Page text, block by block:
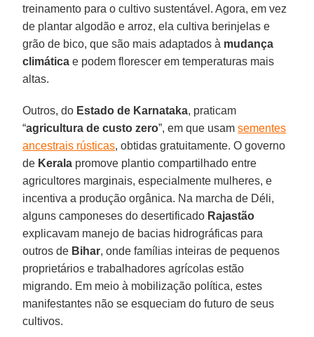
treinamento para o cultivo sustentável. Agora, em vez
de plantar algodão e arroz, ela cultiva berinjelas e
grão de bico, que são mais adaptados à mudança
climática e podem florescer em temperaturas mais
altas.
Outros, do Estado de Karnataka, praticam
“agricultura de custo zero”, em que usamsementes
ancestrais rústicas, obtidas gratuitamente. O governo
de Kerala promove plantio compartilhado entre
agricultores marginais, especialmente mulheres, e
incentiva a produção orgânica. Na marcha de Déli,
alguns camponeses do desertificado Rajastão
explicavam manejo de bacias hidrográficas para
outros de Bihar, onde famílias inteiras de pequenos
proprietários e trabalhadores agrícolas estão
migrando. Em meio à mobilização política, estes
manifestantes não se esqueciam do futuro de seus
cultivos.